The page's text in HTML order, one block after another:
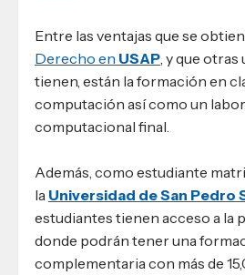
Entre las ventajas que se
Derecho en USAP , y que
tienen, están la formación en
computación así como un
computacional final.
Además, como estudiante
la Universidad de San Pedro
estudiantes tienen acceso a la
donde podrán tener una
complementaria con más de